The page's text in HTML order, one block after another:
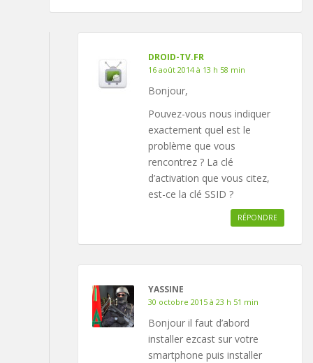
DROID-TV.FR
16 août 2014 à 13 h 58 min
Bonjour,
Pouvez-vous nous indiquer
exactement quel est le
problème que vous
rencontrez ? La clé
d’activation que vous citez,
est-ce la clé SSID ?
RÉPONDRE
YASSINE
30 octobre 2015 à 23 h 51 min
Bonjour il faut d’abord
installer ezcast sur votre
smartphone puis installer